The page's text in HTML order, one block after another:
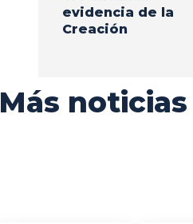
evidencia de la
Creación
Más noticias